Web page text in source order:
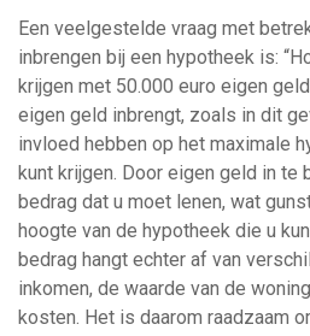
Een veelgestelde vraag met
inbrengen bij een hypotheek is:
krijgen met 50.000 euro eigen
eigen geld inbrengt, zoals in dit
invloed hebben op het maximale
kunt krijgen. Door eigen geld in te
bedrag dat u moet lenen, wat
hoogte van de hypotheek die u
bedrag hangt echter af van
inkomen, de waarde van de
kosten. Het is daarom raadzaam